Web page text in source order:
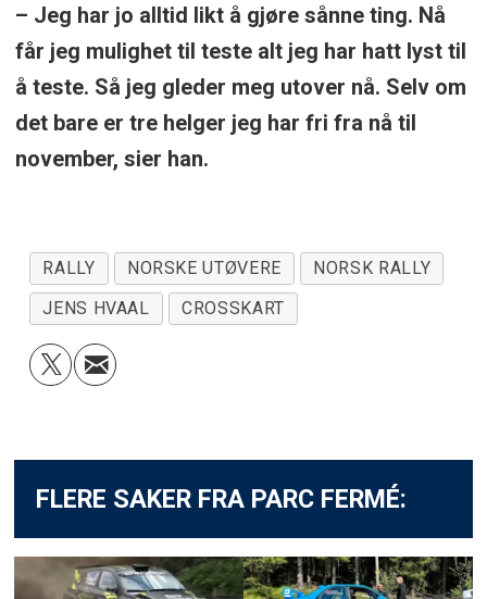
– Jeg har jo alltid likt å gjøre sånne ting. Nå
får jeg mulighet til teste alt jeg har hatt lyst til
å teste. Så jeg gleder meg utover nå. Selv om
det bare er tre helger jeg har fri fra nå til
november, sier han.
RALLY NORSKE UTØVERE
NORSK RALLY
JENS HVAAL
CROSSKART
FLERE SAKER FRA PARC FERMÉ: